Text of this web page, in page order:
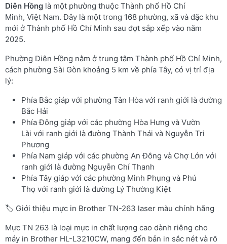
Diên Hồng là một phường thuộc Thành phố Hồ Chí
Minh, Việt Nam. Đây là một trong 168 phường, xã và đặc khu
mới ở Thành phố Hồ Chí Minh sau đợt sắp xếp vào năm
2025.
Phường Diên Hồng nằm ở trung tâm Thành phố Hồ Chí Minh,
cách phường Sài Gòn khoảng 5 km về phía Tây, có vị trí địa
lý:
Phía Bắc giáp với phường Tân Hòa với ranh giới là đường
Bắc Hải
Phía Đông giáp với các phường Hòa Hưng và Vườn
Lài với ranh giới là đường Thành Thái và Nguyễn Tri
Phương
Phía Nam giáp với các phường An Đông và Chợ Lớn với
ranh giới là đường Nguyễn Chí Thanh
Phía Tây giáp với các phường Minh Phụng và Phú
Thọ với ranh giới là đường Lý Thường Kiệt
🏷️ Giới thiệu mực in Brother TN-263 laser màu chính hãng
Mực TN 263 là loại mực in chất lượng cao dành riêng cho
máy in Brother HL-L3210CW, mang đến bản in sắc nét và rõ